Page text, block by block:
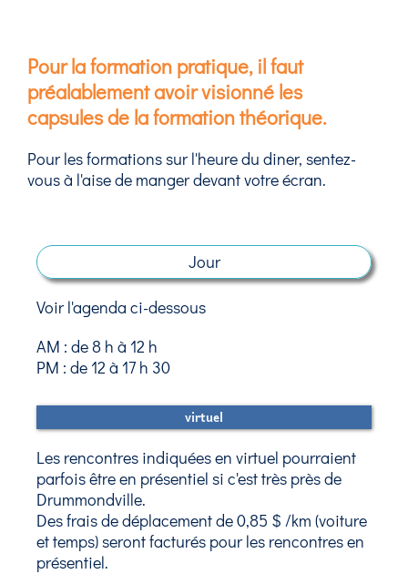
Pour la formation pratique, il faut
préalablement avoir visionné les
capsules de la formation théorique.
Pour les formations sur l'heure du diner, sentez-
vous à l'aise de manger devant votre écran.
Jour
Voir l'agenda ci-dessous
AM : de 8 h à 12 h
PM : de 12 à 17 h 30
virtuel
Les rencontres indiquées en virtuel pourraient
parfois être en présentiel si c'est très près de
Drummondville.
Des frais de déplacement de 0,85 $ /km (voiture
et temps) seront facturés pour les rencontres en
présentiel.